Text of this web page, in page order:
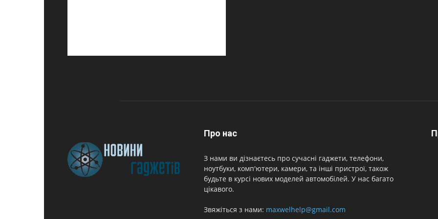
Про нас
З нами ви дізнаєтесь про сучасні гаджети, телефони,
ноутбуки, комп'ютери, камери, та інші пристрої, також
будьте в курсі нових моделей автомобілей. У нас багато
цікавого.
Звяжіться з нами: maxwelhelp@gmail.com